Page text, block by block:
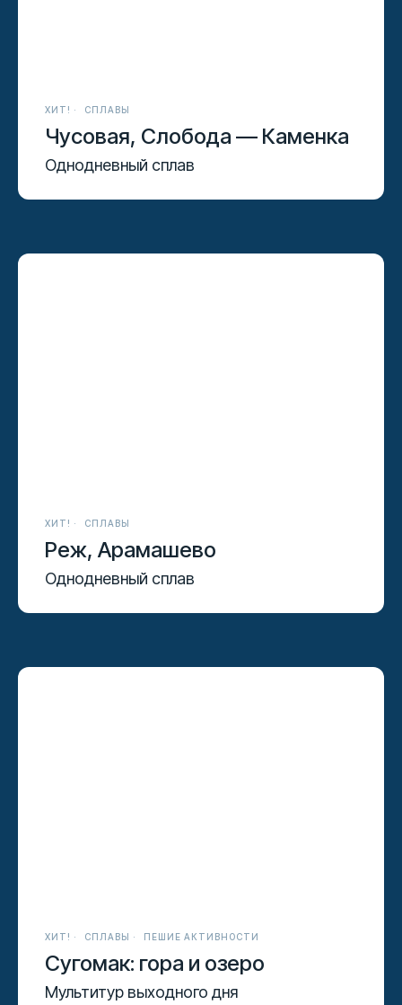
ХИТ! СПЛАВЫ
Чусовая, Слобода — Каменка
Однодневный сплав
ХИТ! СПЛАВЫ
Реж, Арамашево
Однодневный сплав
ХИТ! СПЛАВЫ ПЕШИЕ АКТИВНОСТИ
Сугомак: гора и озеро
Мультитур выходного дня